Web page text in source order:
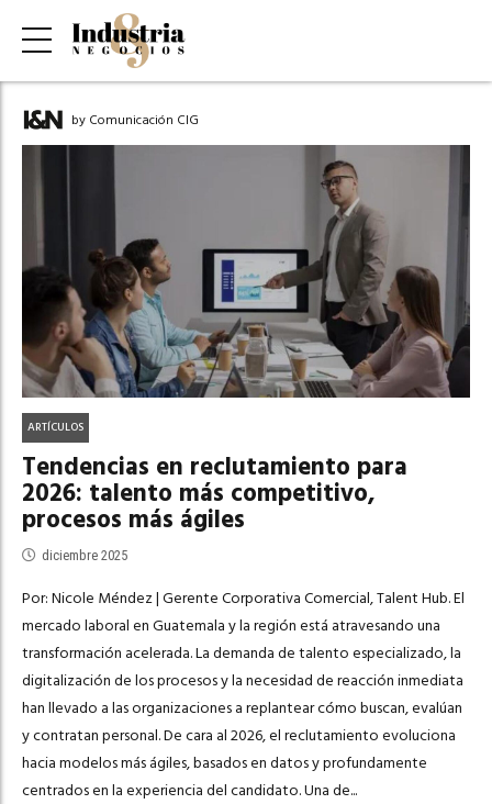
by Comunicación CIG
ARTÍCULOS
Tendencias en reclutamiento para
2026: talento más competitivo,
procesos más ágiles
diciembre 2025
Por: Nicole Méndez | Gerente Corporativa Comercial, Talent Hub. El
mercado laboral en Guatemala y la región está atravesando una
transformación acelerada. La demanda de talento especializado, la
digitalización de los procesos y la necesidad de reacción inmediata
han llevado a las organizaciones a replantear cómo buscan, evalúan
y contratan personal. De cara al 2026, el reclutamiento evoluciona
hacia modelos más ágiles, basados en datos y profundamente
centrados en la experiencia del candidato. Una de...